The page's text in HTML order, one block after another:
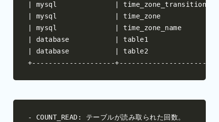
mysql
mysql
mysql
database
database
+--------------------
- COUNT_READ :
テーブルが読み取られた回数。